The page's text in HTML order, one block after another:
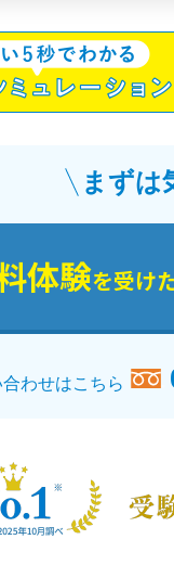
まずは
体験を受け
わせはこちら